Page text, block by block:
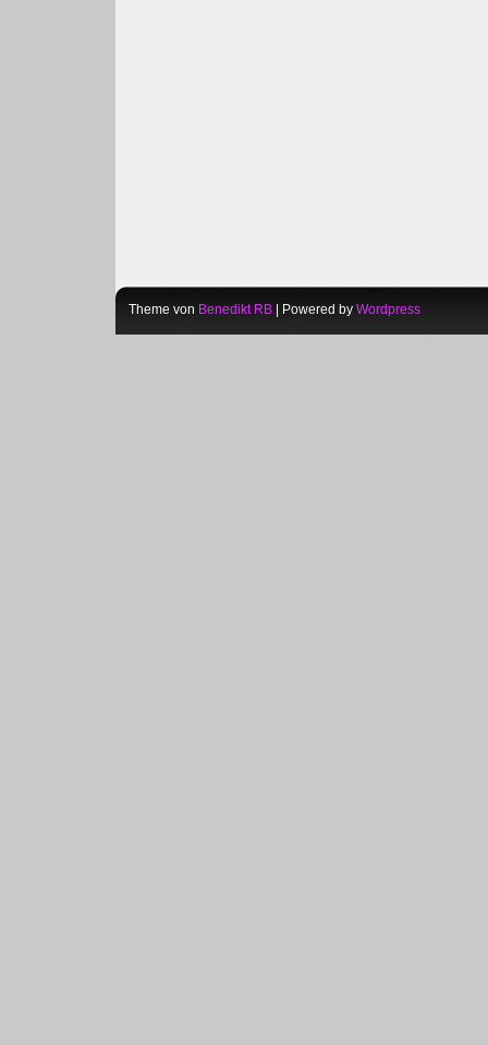
Theme von Benedikt RB | Powered by Wordpress